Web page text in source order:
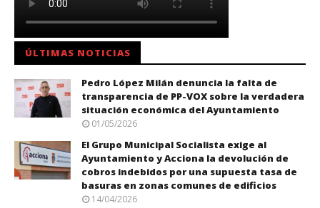
ÚLTIMAS NOTICIAS
Pedro López Milán denuncia la falta de
transparencia de PP-VOX sobre la verdadera
situación económica del Ayuntamiento
01/05/2026
El Grupo Municipal Socialista exige al
Ayuntamiento y Acciona la devolución de
cobros indebidos por una supuesta tasa de
basuras en zonas comunes de edificios
14/04/2026